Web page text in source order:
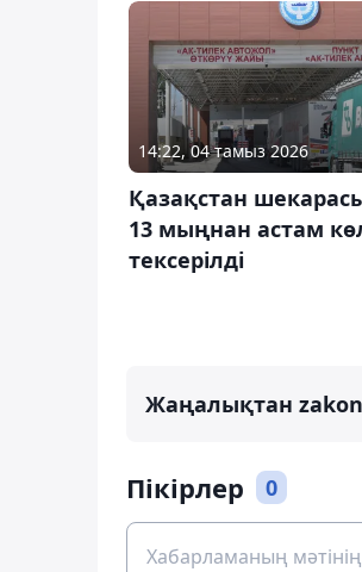
14:22, 04 тамыз 2026
Қазақстан
13 мыңнан астам
тексерілді
Жаңалықтан
Пікірлер 0